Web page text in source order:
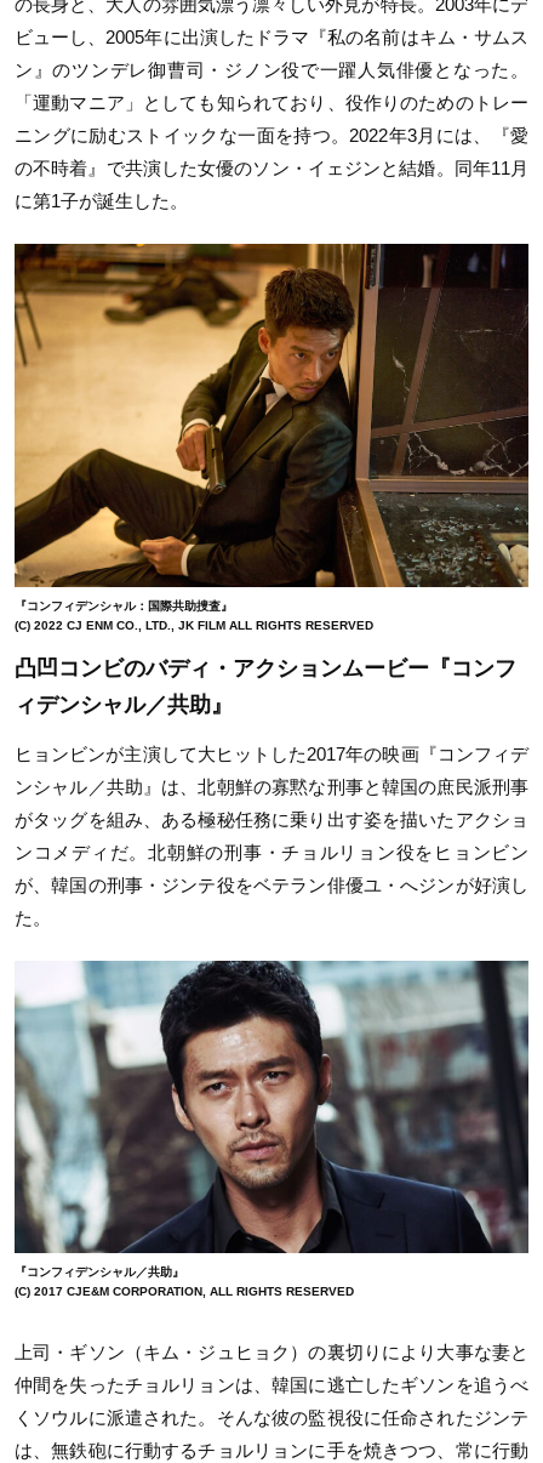
ビューし、2005年に出演したドラマ『私の名前はキム・サムス
ン』のツンデレ御曹司・ジノン役で一躍人気俳優となった。
「運動マニア」としても知られており、役作りのためのトレー
ニングに励むストイックな一面を持つ。2022年3月には、『愛
の不時着』で共演した女優のソン・イェジンと結婚。同年11月
に第1子が誕生した。
『コンフィデンシャル：国際共助捜査』
(C) 2022 CJ ENM CO., LTD., JK FILM ALL RIGHTS RESERVED
凸凹コンビのバディ・アクションムービー『コンフ
ィデンシャル／共助』
ヒョンビンが主演して大ヒットした2017年の映画『コンフィデ
ンシャル／共助』は、北朝鮮の寡黙な刑事と韓国の庶民派刑事
がタッグを組み、ある極秘任務に乗り出す姿を描いたアクショ
ンコメディだ。北朝鮮の刑事・チョルリョン役をヒョンビン
が、韓国の刑事・ジンテ役をベテラン俳優ユ・へジンが好演し
た。
『コンフィデンシャル／共助』
(C) 2017 CJE&M CORPORATION, ALL RIGHTS RESERVED
上司・ギソン（キム・ジュヒョク）の裏切りにより大事な妻と
仲間を失ったチョルリョンは、韓国に逃亡したギソンを追うべ
くソウルに派遣された。そんな彼の監視役に任命されたジンテ
は、無鉄砲に行動するチョルリョンに手を焼きつつ、常に行動